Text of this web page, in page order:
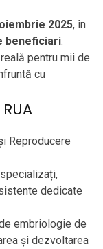
2025, în
beneficiari.
pentru mii de
cu
Reproducere
dedicate
embriologie de
și dezvoltarea